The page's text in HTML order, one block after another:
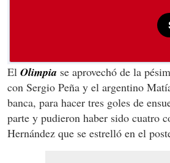
El Olimpia se aprovechó de la
con Sergio Peña y el argentino
banca, para hacer tres goles de
parte y pudieron haber sido cuatro
Hernández que se estrelló en el